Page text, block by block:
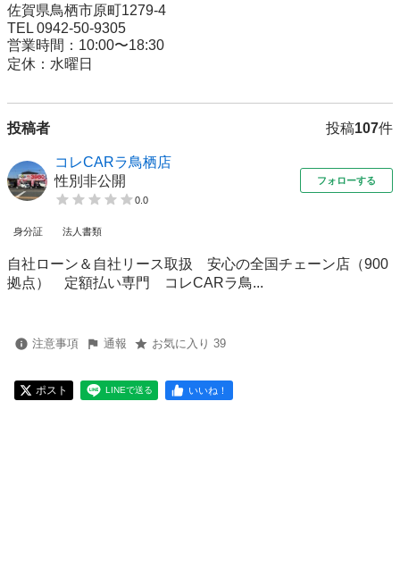
佐賀県鳥栖市原町1279-4
TEL 0942-50-9305
営業時間：10:00〜18:30
定休：水曜日
投稿者 投稿107件
コレCARラ鳥栖店
性別非公開
0.0
フォローする
身分証 法人書類
自社ローン＆自社リース取扱 安心の全国チェーン店（900
拠点） 定額払い専門 コレCARラ鳥...
注意事項 通報 お気に入り 39
ポスト LINEで送る いいね！